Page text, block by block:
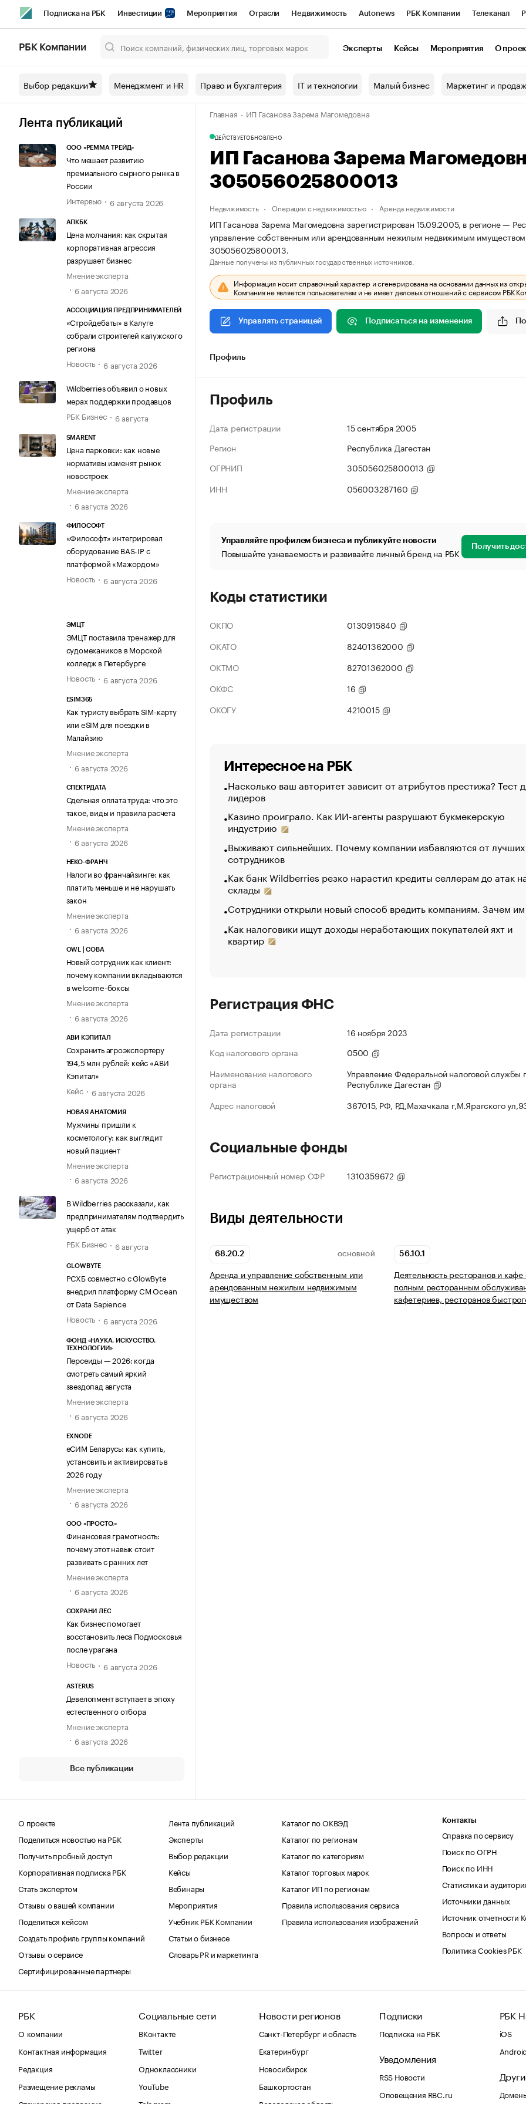
Подписка на РБК Инвестиции Мероприятия Отрасли Недвижимость Autonews РБК Компании Телеканал
Спецпроекты СПб Конференции СПб Спецпроекты Проверка контрагентов
Технологии и медиа Рынок наличной валюты
РБК Компании Эксперты Кейсы Мероприятия О
Выбор редакции Менеджмент и HR Право и бухгалтерия IT и технологии Малый бизнес Маркетинг и
Лента публикаций
ООО «РЕММА ТРЕЙД»
Что мешает развитию
премиального сырного рынка в
России
Интервью
6 августа 2026
АПКБК
Цена молчания: как скрытая
корпоративная агрессия
разрушает бизнес
Мнение эксперта
6 августа 2026
АССОЦИАЦИЯ ПРЕДПРИНИМАТЕЛЕЙ
«Стройдебаты» в Калуге
собрали строителей калужского
региона
Новость
6 августа 2026
Wildberries объявил о новых
мерах поддержки продавцов
РБК Бизнес
6 августа
SMARENT
Цена парковки: как новые
нормативы изменят рынок
новостроек
Мнение эксперта
6 августа 2026
ФИЛОСОФТ
«Философт» интегрировал
оборудование BAS-IP с
платформой «Мажордом»
Новость
6 августа 2026
ЭМЦТ
ЭМЦТ поставила тренажер для
судомехаников в Морской
колледж в Петербурге
Новость
6 августа 2026
ESIM365
Как туристу выбрать SIM-карту
или eSIM для поездки в
Малайзию
Мнение эксперта
6 августа 2026
СПЕКТРДАТА
Сдельная оплата труда: что это
такое, виды и правила расчета
Мнение эксперта
6 августа 2026
НЕКО-ФРАНЧ
Налоги во франчайзинге: как
платить меньше и не нарушать
закон
Мнение эксперта
6 августа 2026
OWL | СОВА
Новый сотрудник как клиент:
почему компании вкладываются
в welcome-боксы
Мнение эксперта
6 августа 2026
АВИ КЭПИТАЛ
Сохранить агроэкспортеру
194,5 млн рублей: кейс «АВИ
Кэпитал»
Кейс
6 августа 2026
НОВАЯ АНАТОМИЯ
Мужчины пришли к
косметологу: как выглядит
новый пациент
Мнение эксперта
6 августа 2026
В Wildberries рассказали, как
предпринимателям подтвердить
ущерб от атак
РБК Бизнес
6 августа
GLOWBYTE
РСХБ совместно с GlowByte
внедрил платформу CM Ocean
от Data Sapience
Новость
6 августа 2026
ФОНД «НАУКА. ИСКУССТВО.
ТЕХНОЛОГИИ»
Персеиды — 2026: когда
смотреть самый яркий
звездопад августа
Мнение эксперта
6 августа 2026
EXNODE
еСИМ Беларусь: как купить,
установить и активировать в
2026 году
Мнение эксперта
6 августа 2026
ООО «ПРОСТО.»
Финансовая грамотность:
почему этот навык стоит
развивать с ранних лет
Мнение эксперта
6 августа 2026
СОХРАНИ ЛЕС
Как бизнес помогает
восстановить леса Подмосковья
после урагана
Новость
6 августа 2026
ASTERUS
Девелопмент вступает в эпоху
естественного отбора
Мнение эксперта
6 августа 2026
Все публикации
Главная ИП Гасанова Зарема Магомедовна
ДЕЙСТВУЕТОБНОВЛЕНО
ИП Гасанова Зарема
305056025800013
Недвижимость Операции с недвижимостью Аренда недвижимости
ИП Гасанова Зарема Магомедовна зарегистрирован 15.09.2005, в регионе —
управление собственным или арендованным нежилым недвижимым
305056025800013.
Данные получены из публичных государственных источников.
Информация носит справочный характер и сгенерирована на основании данных из
Компания не является пользователем и не имеет деловых отношений с сервисом РБК
Управлять страницей Подписаться на изменения
Профиль
Профиль
Дата регистрации
15 сентября 2005
Регион
Республика Дагестан
ОГРНИП
305056025800013
ИНН
056003287160
Управляйте профилем бизнеса и публикуйте новости
Повышайте узнаваемость и развивайте личный бренд на РБК Получить
Коды статистики
ОКПО
0130915840
ОКАТО
82401362000
ОКТМО
82701362000
ОКФС
16
ОКОГУ
4210015
Интересное на РБК
Насколько ваш авторитет зависит от атрибутов престижа? Тест
лидеров
Казино проиграло. Как ИИ-агенты разрушают букмекерскую
индустрию
Выживают сильнейших. Почему компании избавляются от лучших
сотрудников
Как банк Wildberries резко нарастил кредиты селлерам до атак
склады
Сотрудники открыли новый способ вредить компаниям. Зачем
Как налоговики ищут доходы неработающих покупателей яхт и
квартир
Регистрация ФНС
Дата регистрации
16 ноября 2023
Код налогового органа
0500
Наименование налогового
органа
Управление Федеральной налоговой службы
Республике Дагестан
Адрес налоговой
367015, РФ, РД,Махачкала г,М.Ярагского
Социальные фонды
Регистрационный номер СФР 1310359672
Виды деятельности
68.20.2 ОСНОВНОЙ
Аренда и управление собственным или
арендованным нежилым недвижимым
имуществом
56.10.1
Деятельность ресторанов и кафе
полным ресторанным
кафетериев, ресторанов
О проекте
Поделиться новостью на РБК
Получить пробный доступ
Корпоративная подписка РБК
Стать экспертом
Отзывы о вашей компании
Поделиться кейсом
Создать профиль группы компаний
Отзывы о сервисе
Сертифицированные партнеры
Лента публикаций
Эксперты
Выбор редакции
Кейсы
Вебинары
Мероприятия
Учебник РБК Компании
Статьи о бизнесе
Словарь PR и маркетинга
Каталог по ОКВЭД
Каталог по регионам
Каталог по категориям
Каталог торговых марок
Каталог ИП по регионам
Правила использования сервиса
Правила использования изображений
Контакты
Справка по сервису
Поиск по ОГРН
Поиск по ИНН
Статистика и
Источники данных
Источник отчетности
Вопросы и ответы
Политика Cookies РБК
РБК
О компании
Контактная информация
Редакция
Размещение рекламы
Социальные сети
ВКонтакте
Twitter
Одноклассники
YouTube
Новости регионов
Санкт-Петербург и область
Екатеринбург
Новосибирск
Башкортостан
Подписки
Подписка на РБК
Уведомления
RSS Новости
Оповещения RBC.ru
РБК
iOS